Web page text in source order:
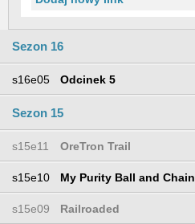
Sezon 16
s16e05 Odcinek 5
Sezon 15
s15e11 OreTron Trail
s15e10 My Purity Ball and Chain
s15e09 Railroaded